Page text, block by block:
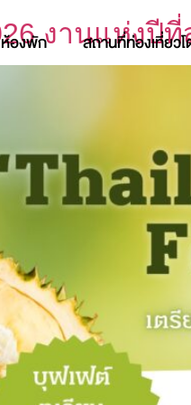
องพัก สถานที่ท่องเที่ยว
งานแห่งปี